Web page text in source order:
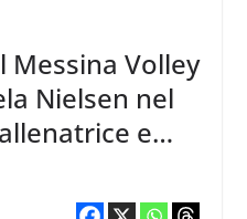
Messina Volley
Nielsen nel
e